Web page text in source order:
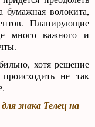
бумажная волокита,
Планирующие
много важного и
хотя решение
не так
знака Телец на